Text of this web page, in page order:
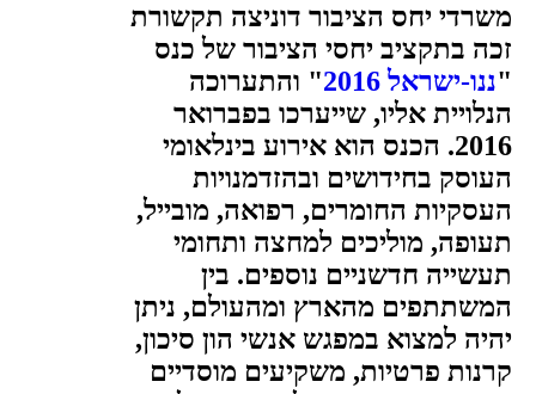
משרדי יחס הציבור דוניצה תקשורת
זכה בתקציב יחסי הציבור של כנס
"ננו-ישראל 2016
" והתערוכה
הנלויית אליו, שייערכו בפברואר
2016. הכנס הוא אירוע בינלאומי
העוסק בחידושים ובהזדמנויות
העסקיות החומרים, רפואה, מובייל,
תעופה, מוליכים למחצה ותחומי
תעשייה חדשניים נוספים. בין
המשתתפים מהארץ ומהעולם, ניתן
יהיה למצוא במפגש אנשי הון סיכון,
קרנות פרטיות, משקיעים מוסדיים